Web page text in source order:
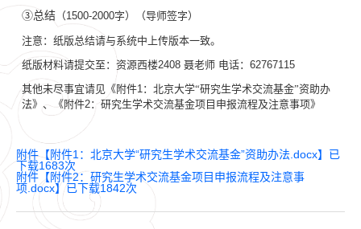
③总结 （1500-2000字）（导师签字）
注意：纸版总结请与系统中上传版本一致。
纸版材料请提交至：资源西楼2408 聂老师 电话： 62767115
其他未尽事宜请见《附件1 ：北京大学“研究生学术交流基金”资助办
法》、《附件2：研究生学术交流基金项目申报流程及注意事项》
附件【附件1：北京大学“研究生学术交流基金”资助办法.docx】已
下载1683次
附件【附件2：研究生学术交流基金项目申报流程及注意事
项.docx】已下载1842次